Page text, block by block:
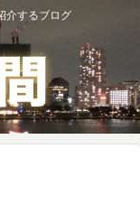
介するブログ